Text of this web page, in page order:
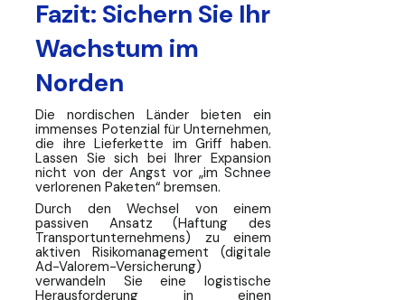
Fazit: Sichern Sie Ihr
Wachstum im
Norden
Die nordischen Länder bieten ein
immenses Potenzial für Unternehmen,
die ihre Lieferkette im Griff haben.
Lassen Sie sich bei Ihrer Expansion
nicht von der Angst vor „im Schnee
verlorenen Paketen“ bremsen.
Durch den Wechsel von einem
passiven Ansatz (Haftung des
Transportunternehmens) zu einem
aktiven Risikomanagement (digitale
Ad-Valorem-Versicherung)
verwandeln Sie eine logistische
Herausforderung in einen